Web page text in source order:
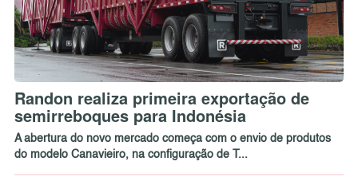
Randon realiza primeira exportação de
semirreboques para Indonésia
A abertura do novo mercado começa com o envio de produtos
do modelo Canavieiro, na configuração de T...